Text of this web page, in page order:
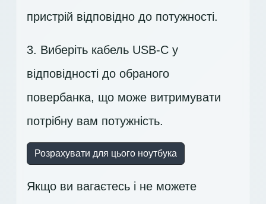
пристрій відповідно до потужності.
3. Виберіть кабель USB-C у
відповідності до обраного
повербанка, що може витримувати
потрібну вам потужність.
Розрахувати для цього ноутбука
Якщо ви вагаєтесь і не можете